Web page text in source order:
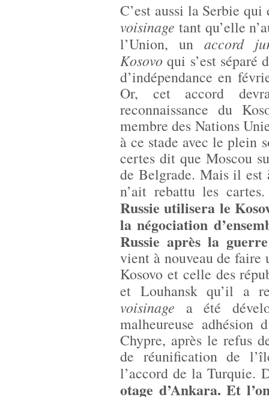
C’est aussi la Serbie
voisinage tant qu’elle
l’Union, un accord
Kosovoqui s’est séparé
d’indépendance en
Or, cet accord
reconnaissance du
membre des Nations
à ce stade avec le plein
certes dit que Moscou
de Belgrade. Mais il est
n’ait rebattu les
Russie utilisera le
la négociation
Russie après la
vient à nouveau de faire
Kosovo et celle des
et Louhansk qu’il a
voisinage a été
malheureuse adhésion
Chypre, après le refus
de réunification de
l’accord de la Turquie.
otage d’Ankara. Et